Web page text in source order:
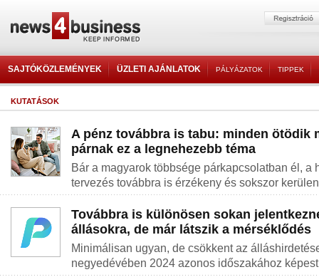
SAJTÓKÖZLEMÉNYEK ÜZLETI AJÁNLATOK PÁLYÁZATOK TIPPEK
KUTATÁSOK
A pénz továbbra is tabu: minden ötödik
párnak ez a legnehezebb téma
Bár a magyarok többsége párkapcsolatban él, a
tervezés továbbra is érzékeny és sokszor
Továbbra is különösen sokan
állásokra, de már látszik a mérséklődés
Minimálisan ugyan, de csökkent az
negyedévében 2024 azonos időszakához